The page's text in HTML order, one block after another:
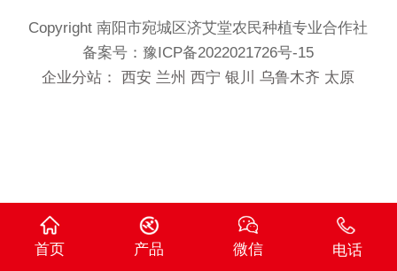
Copyright 南阳市宛城区济艾堂农民种植专业合作社
备案号：豫ICP备2022021726号-15
企业分站：
西安 兰州 西宁 银川 乌鲁木齐 太原
首页 产品 微信 电话